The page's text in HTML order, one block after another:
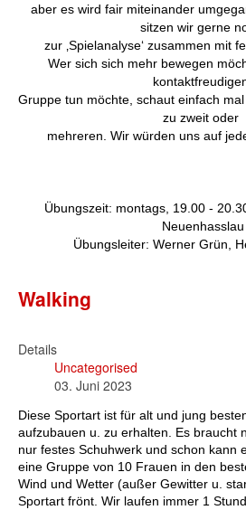
aber es wird fair miteinander
sitzen wir gerne
zur ‚Spielanalyse‘ zusammen mit
Wer sich sich mehr bewegen
Gruppe tun möchte, schaut einfach
zu zweit oder
mehreren. Wir würden uns auf
Übungszeit: montags, 19.00 -
Neuenhasslau
Übungsleiter: Werner Grün,
Walking
Details
Uncategorised
03. Juni 2023
Diese Sportart ist für alt und jung
aufzubauen u. zu erhalten. Es braucht
nur festes Schuhwerk und schon kann
eine Gruppe von 10 Frauen in den
Wind und Wetter (außer Gewitter u.
Sportart frönt. Wir laufen immer 1